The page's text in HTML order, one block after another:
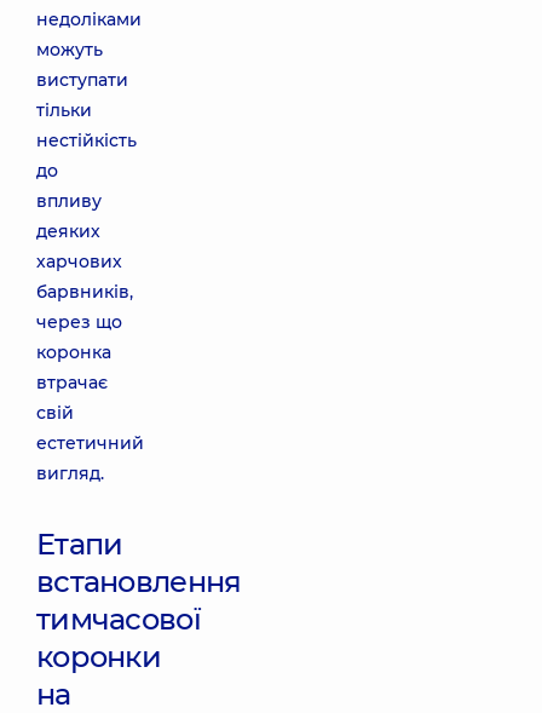
недоліками
можуть
виступати
тільки
нестійкість
до
впливу
деяких
харчових
барвників,
через що
коронка
втрачає
свій
естетичний
вигляд.
Етапи
встановлення
тимчасової
коронки
на